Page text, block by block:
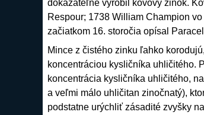
dokázateľne vyrobil kovový zinok.
Respour; 1738 William Champion
začiatkom 16. storočia opísal
Mince z čistého zinku ľahko
koncentráciou kysličníka uhličitého.
koncentrácia kysličníka uhličitého,
a veľmi málo uhličitan zinočnatý),
podstatne urýchliť zásadité zvyšky